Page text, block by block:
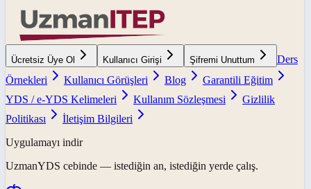
Ücretsiz Üye Ol Kullanıcı Girişi Şifremi Unuttum
Ders
Örnekleri
Kullanıcı Görüşleri Blog
Garantili Eğitim
YDS / e-YDS Kelimeleri
Kullanım Sözleşmesi
Gizlilik
Politikası
İletişim Bilgileri
Uygulamayı indir
UzmanYDS cebinde — istediğin an, istediğin yerde çalış.